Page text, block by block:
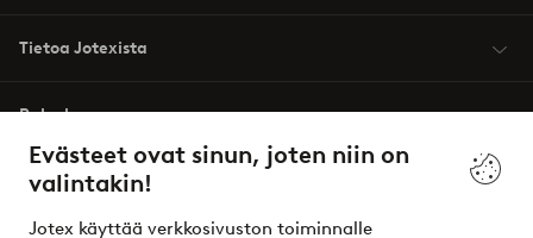
Evästeet ovat sinun, joten niin on
valintakin!
Jotex käyttää verkkosivuston toiminnalle
Tietoa Jotexista
Palvelumme
Ehdot